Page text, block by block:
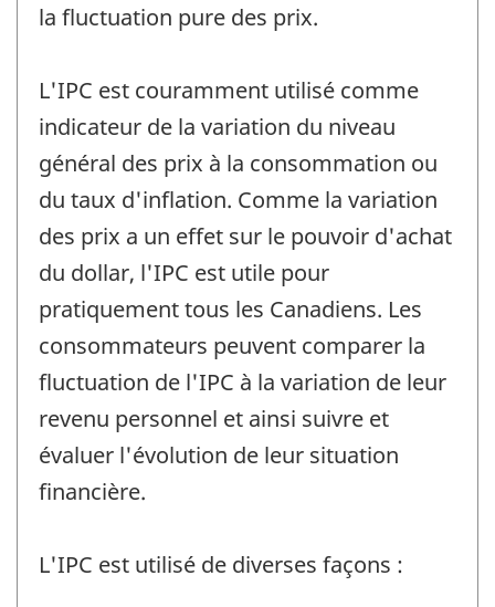
la fluctuation pure des prix.
L'IPC est couramment utilisé comme
indicateur de la variation du niveau
général des prix à la consommation ou
du taux d'inflation. Comme la variation
des prix a un effet sur le pouvoir d'achat
du dollar, l'IPC est utile pour
pratiquement tous les Canadiens. Les
consommateurs peuvent comparer la
fluctuation de l'IPC à la variation de leur
revenu personnel et ainsi suivre et
évaluer l'évolution de leur situation
financière.
L'IPC est utilisé de diverses façons :